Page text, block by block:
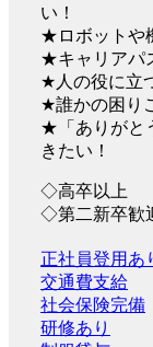
い！
★ロボットや
★キャリアパ
★人の役に立
★誰かの困り
★「ありがと
きたい！
◇高卒以上
◇第二新卒歓
正社員登用あ
交通費支給
社会保険完備
研修あり